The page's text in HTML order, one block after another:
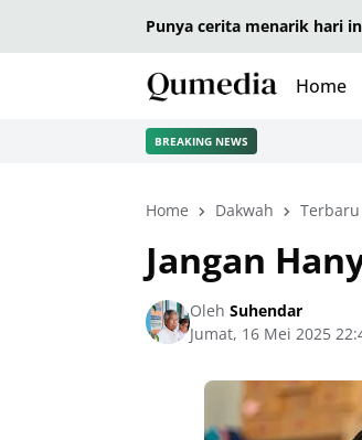
Punya cerita menarik hari
Home
BREAKING NEWS
Home Dakwah Terbaru
Jangan
Oleh Suhendar
Jumat, 16 Mei 2025